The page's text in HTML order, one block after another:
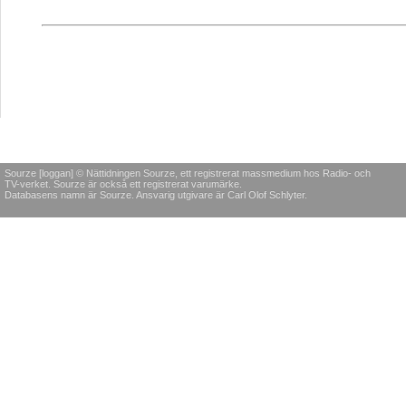
Sourze [loggan] © Nättidningen Sourze, ett registrerat massmedium hos Radio- och
TV-verket. Sourze är också ett registrerat varumärke.
Databasens namn är Sourze. Ansvarig utgivare är Carl Olof Schlyter.